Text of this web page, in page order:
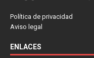
Política de privacidad
Aviso legal
ENLACES